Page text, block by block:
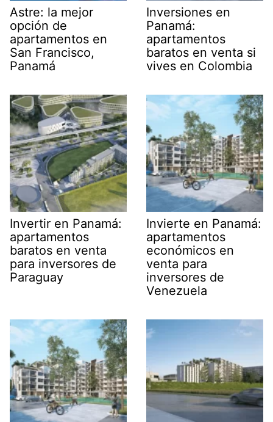
Astre: la mejor
opción de
apartamentos en
San Francisco,
Panamá
Inversiones en
Panamá:
apartamentos
baratos en venta si
vives en Colombia
Invertir en Panamá:
apartamentos
baratos en venta
para inversores de
Paraguay
Invierte en Panamá:
apartamentos
económicos en
venta para
inversores de
Venezuela